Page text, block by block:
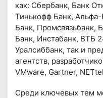
как: Сбербанк, Банк
Тинькофф Банк,
Банк, Промсвязьбанк,
Банк, Инстабанк, ВТБ
Уралсиббанк, так и
агентств,
VMware, Gartner,
Среди ключевых тем